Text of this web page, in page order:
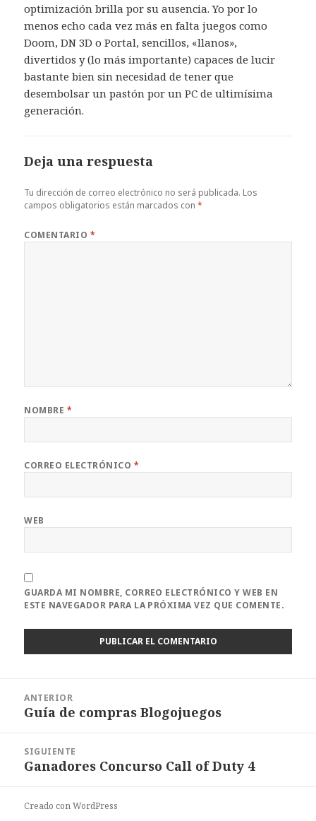
optimización brilla por su ausencia. Yo por lo
menos echo cada vez más en falta juegos como
Doom, DN 3D o Portal, sencillos, «llanos»,
divertidos y (lo más importante) capaces de lucir
bastante bien sin necesidad de tener que
desembolsar un pastón por un PC de ultimísima
generación.
Deja una respuesta
Tu dirección de correo electrónico no será publicada. Los
campos obligatorios están marcados con*
COMENTARIO *
NOMBRE *
CORREO ELECTRÓNICO *
WEB
GUARDA MI NOMBRE, CORREO ELECTRÓNICO Y WEB EN
ESTE NAVEGADOR PARA LA PRÓXIMA VEZ QUE COMENTE.
entradas
ANTERIOR
Entrada
Guía de compras Blogojuegos
SIGUIENTE
Entrada
Ganadores Concurso Call of Duty 4
Creado con WordPress